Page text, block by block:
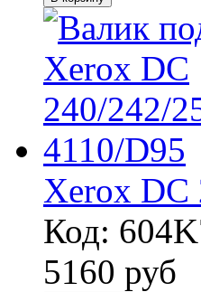
Xerox DC
Код:
5160 руб